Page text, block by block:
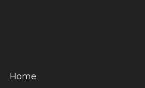
Home